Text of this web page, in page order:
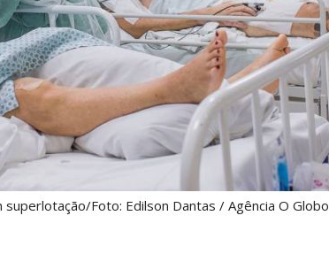
Foto: Edilson Dantas / Agência O Globo